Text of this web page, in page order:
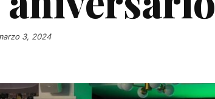
3, 2024